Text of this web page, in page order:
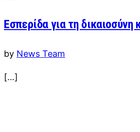
Εσπερίδα για τη
by News Team
[…]